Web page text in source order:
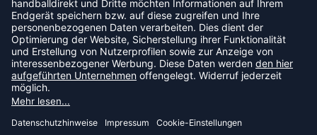
HANDBALLDIREKT-NEWSLETTER UND VERPASSE KEINE
NEUIGKEIT ODER AKTION MEHR.
JETZT ANMELDEN